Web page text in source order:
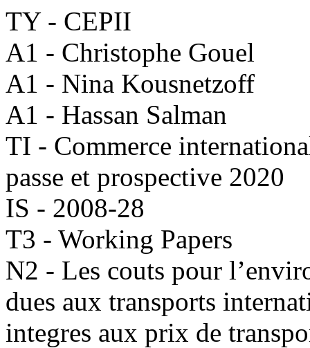
TY - CEPII
A1 - Christophe Gouel
A1 - Nina Kousnetzoff
A1 - Hassan Salman
TI - Commerce
passe et prospective 2020
IS - 2008-28
T3 - Working Papers
N2 - Les couts pour
dues aux transports
integres aux prix de